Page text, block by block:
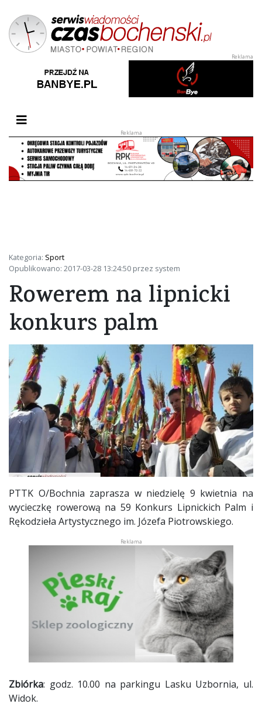
Przełącz nawigację
Kategoria: Sport
Opublikowano: 2017-03-28 13:24:50 przez system
Rowerem na lipnicki
konkurs palm
PTTK O/Bochnia zaprasza w niedzielę 9 kwietnia na
wycieczkę rowerową na 59 Konkurs Lipnickich Palm i
Rękodzieła Artystycznego im. Józefa Piotrowskiego.
Zbiórka: godz. 10.00 na parkingu Lasku Uzbornia, ul.
Widok.